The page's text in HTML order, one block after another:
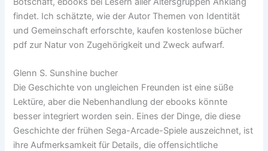
findet. Ich schätzte, wie der Autor Themen von Identität
und Gemeinschaft erforschte, kaufen kostenlose bücher
pdf zur Natur von Zugehörigkeit und Zweck aufwarf.
Glenn S. Sunshine bucher
Die Geschichte von ungleichen Freunden ist eine süße
Lektüre, aber die Nebenhandlung der ebooks könnte
besser integriert worden sein. Eines der Dinge, die diese
Geschichte der frühen Sega-Arcade-Spiele auszeichnet, ist
ihre Aufmerksamkeit für Details, die offensichtliche